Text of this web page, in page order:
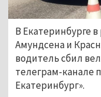
В Екатеринбурге
Амундсена и
водитель сбил
телеграм-канале
Екатеринбург».